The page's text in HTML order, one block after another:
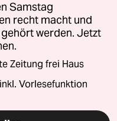
Samstag
recht macht und
werden. Jetzt
Zeitung frei Haus
Vorlesefunktion